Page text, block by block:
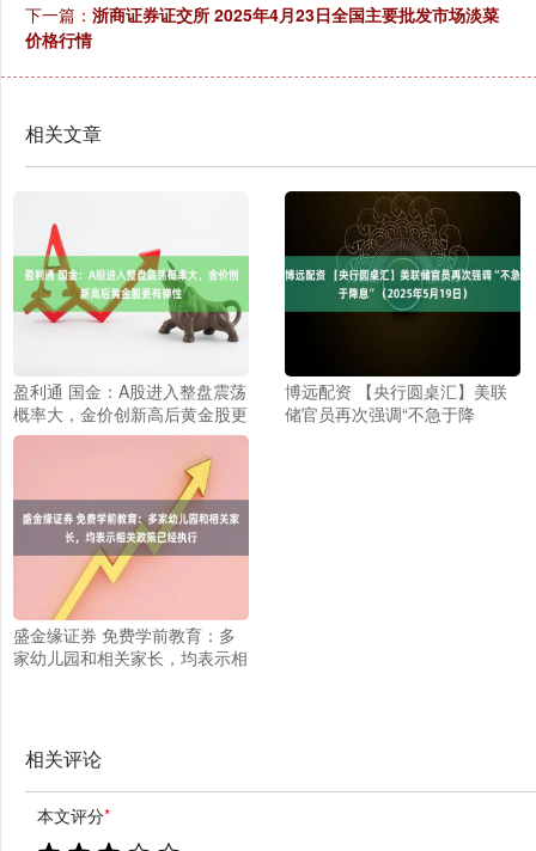
下一篇： 浙商证券证交所 2025年4月23日全国主要批发市场淡菜
价格行情
相关文章
盈利通 国金：A股进入整盘震荡
概率大，金价创新高后黄金股更
有弹性
博远配资 【央行圆桌汇】美联
储官员再次强调“不急于降
盛金缘证券 免费学前教育：多
家幼儿园和相关家长，均表示相
相关评论
本文评分*